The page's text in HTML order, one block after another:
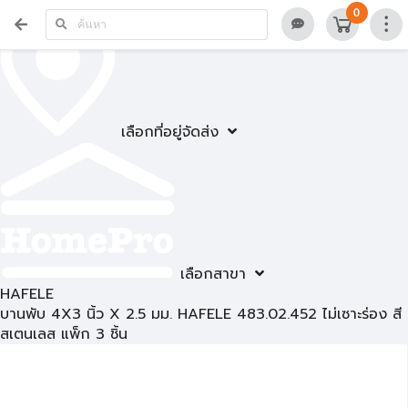
เลือกที่อยู่จัดส่ง
เลือกสาขา
0
HAFELE
บานพับ 4X3 นิ้ว X 2.5 มม. HAFELE 483.02.452 ไม่เซาะร่อง สี
สเตนเลส แพ็ก 3 ชิ้น